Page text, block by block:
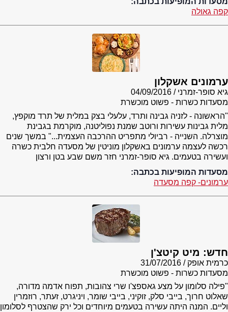
קפה גאולה
ערמונים אשקלון
גיא סופר-זמרני
04/09/2016
מסעדות כשרות - פשוט מוכשרת
"הראשונה - לזניה גבינה ותרד, עלעלי בצק במלית של תרד מוקפץ,
מלית גבינות עשירות ורוטב שמנת נפוליטנה, מוקרמת בגבינת
מוצרלה. השנייה - רביולי מתפריט ההרכבה העצמית..." במשך שנים
רכשה לעצמה ערמונים באשקלון מוניטין של מסעדה חלבית כשרה
ועשירה בטעמים. גיא סופר-זמרני חזר משם שבע בטן ורצון
מסעדות המופיעות בכתבה:
ערמונים- קפה מסעדה
חדש: מיט קיטצ'ן
כרמית אופק
31/07/2016
מסעדות כשרות - פשוט מוכשרת
"פילה סלומון על מצע גאספצ'ו שרי צהובות, תפוח אדמה מדורה,
שאלוט חרוך, בייבי סלק, זוקיני, בייבי שומר, ויניגרט, זעתר, רוזמרין
וליים. המנה היתה עשירה בטעמים מיוחדים וכל ירק שהצטרף לסלומון